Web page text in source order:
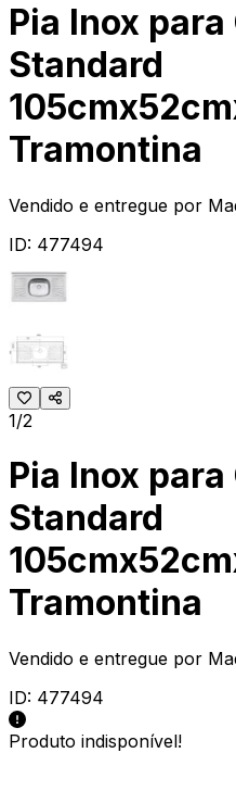
Pia Inox
Standard
Tramontina
Vendido e entregue por
ID: 477494
1/2
Pia Inox
Standard
Tramontina
Vendido e entregue por
ID: 477494
Produto indisponível!